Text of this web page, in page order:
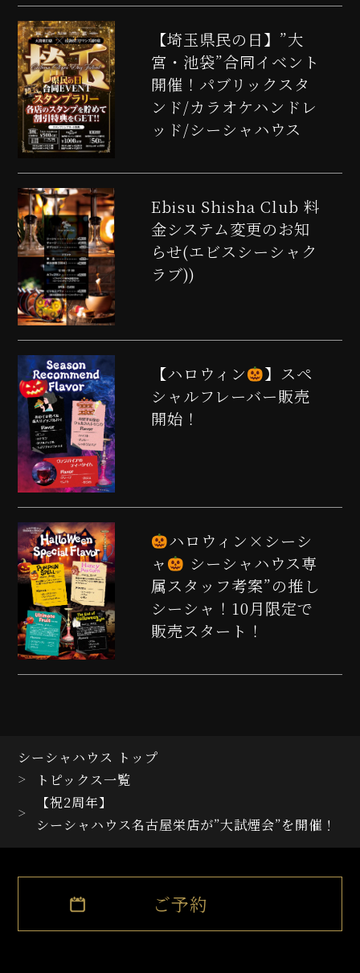
【埼玉県民の日】”大
宮・池袋”合同イベント
開催！パブリックスタ
ンド/カラオケハンドレ
ッド/シーシャハウス
Ebisu Shisha Club 料
金システム変更のお知
らせ(エビスシーシャク
ラブ))
【ハロウィン
】スペ
シャルフレーバー販売
開始！
ハロウィン×シーシ
ャ
シーシャハウス専
属スタッフ考案”の推し
シーシャ！10月限定で
販売スタート！
シーシャハウス トップ
トピックス一覧
【祝2周年】
シーシャハウス名古屋栄店が”大試煙会”を開催！
ご予約